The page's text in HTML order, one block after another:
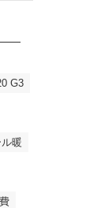
G3
暖